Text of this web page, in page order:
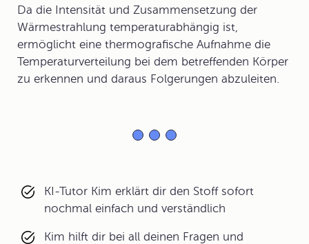
Da die Intensität und Zusammensetzung der
Wärmestrahlung temperaturabhängig ist,
ermöglicht eine thermografische Aufnahme die
Temperaturverteilung bei dem betreffenden Körper
zu erkennen und daraus Folgerungen abzuleiten.
KI-Tutor Kim erklärt dir den Stoff sofort
nochmal einfach und verständlich
Kim hilft dir bei all deinen Fragen und